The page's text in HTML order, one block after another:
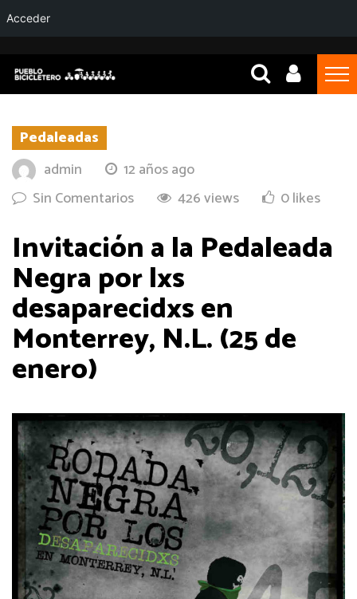
Pedaleadas
admin
12 años ago
Sin Comentarios
426 views 0 likes
Invitación a la Pedaleada
Negra por lxs
desaparecidxs en
Monterrey, N.L. (25 de
enero)
Acceder